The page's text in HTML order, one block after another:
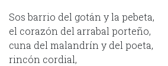
Sos barrio del gotán y la pebeta,
el corazón del arrabal porteño,
cuna del malandrín y del poeta,
rincón cordial,